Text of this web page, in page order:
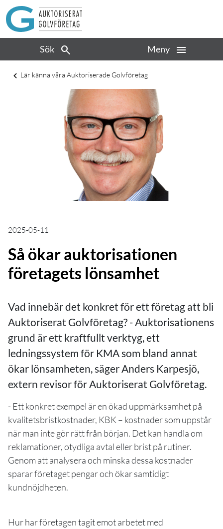
Sök Meny
Lär känna våra Auktoriserade Golvföretag
2025-05-11
Så ökar auktorisationen
företagets lönsamhet
Vad innebär det konkret för ett företag att bli
Auktoriserat Golvföretag? - Auktorisationens
grund är ett kraftfullt verktyg, ett
ledningssystem för KMA som bland annat
ökar lönsamheten, säger Anders Karpesjö,
extern revisor för Auktoriserat Golvföretag.
- Ett konkret exempel är en ökad uppmärksamhet på
kvalitetsbristkostnader, KBK – kostnader som uppstår
när man inte gör rätt från början. Det kan handla om
reklamationer, otydliga avtal eller brist på rutiner.
Genom att analysera och minska dessa kostnader
sparar företaget pengar och ökar samtidigt
kundnöjdheten.
Hur har företagen tagit emot arbetet med